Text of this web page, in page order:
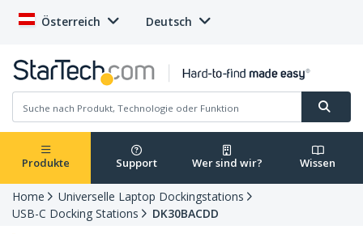
Österreich Deutsch
Produkte Support Wer sind wir? Wissen
Home
Universelle Laptop Dockingstations
USB-C Docking Stations
DK30BACDD